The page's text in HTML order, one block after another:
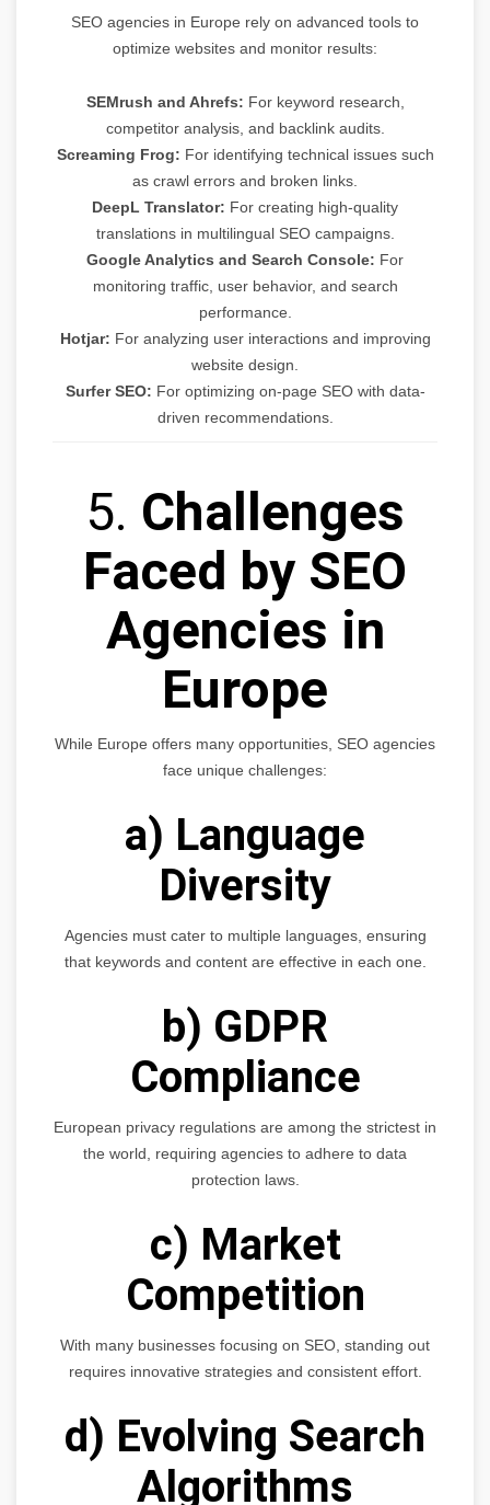
SEO agencies in Europe rely on advanced tools to
optimize websites and monitor results:
SEMrush and Ahrefs: For keyword research,
competitor analysis, and backlink audits.
Screaming Frog: For identifying technical issues such
as crawl errors and broken links.
DeepL Translator: For creating high-quality
translations in multilingual SEO campaigns.
Google Analytics and Search Console: For
monitoring traffic, user behavior, and search
performance.
Hotjar: For analyzing user interactions and improving
website design.
Surfer SEO: For optimizing on-page SEO with data-
driven recommendations.
5. Challenges
Faced by SEO
Agencies in
Europe
While Europe offers many opportunities, SEO agencies
face unique challenges:
a) Language
Diversity
Agencies must cater to multiple languages, ensuring
that keywords and content are effective in each one.
b) GDPR
Compliance
European privacy regulations are among the strictest in
the world, requiring agencies to adhere to data
protection laws.
c) Market
Competition
With many businesses focusing on SEO, standing out
requires innovative strategies and consistent effort.
d) Evolving Search
Algorithms